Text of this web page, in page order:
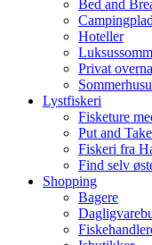
Bed and
Hoteller
Privat
Lystfiskeri
Fisketure
Put and
Fiskeri fra
Find selv
Shopping
Bagere